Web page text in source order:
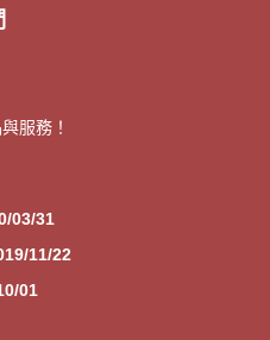
服務！
03/31
11/22
01